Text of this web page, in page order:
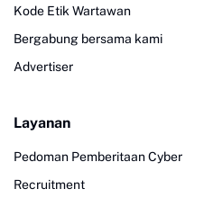
Kode Etik Wartawan
Bergabung bersama kami
Advertiser
Layanan
Pedoman Pemberitaan Cyber
Recruitment